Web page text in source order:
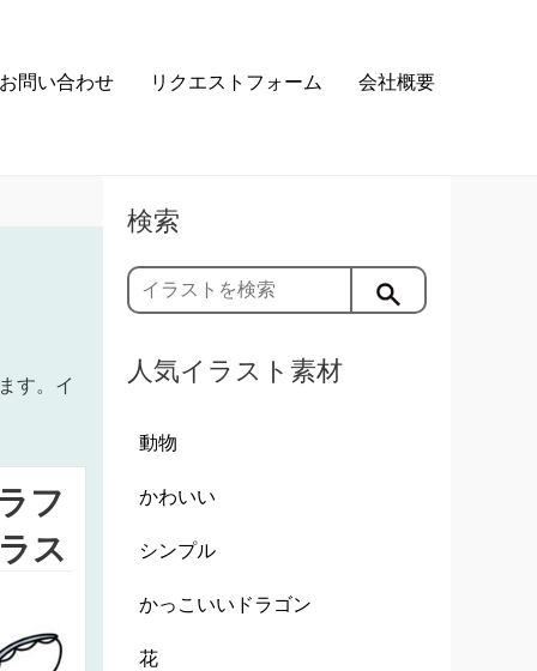
お問い合わせ リクエストフォーム 会社概要
す。イ
フ
ス
検索
人気イラスト素材
動物
かわいい
シンプル
かっこいいドラゴン
花